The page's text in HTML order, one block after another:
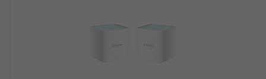
Inspection ที่ตรวจสอบเนื้อหาของข้อมูล เพื่อ